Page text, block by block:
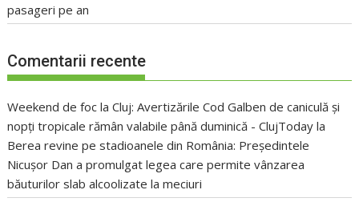
pasageri pe an
Comentarii recente
Weekend de foc la Cluj: Avertizările Cod Galben de caniculă și
nopți tropicale rămân valabile până duminică - ClujToday la
Berea revine pe stadioanele din România: Președintele
Nicușor Dan a promulgat legea care permite vânzarea
băuturilor slab alcoolizate la meciuri